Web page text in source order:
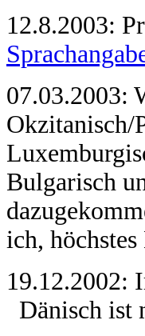
12.8.2003:
07.03.2003:
Okzitanisch/
Bulgarisch
ich,
19.12.2002:
Dänisch ist